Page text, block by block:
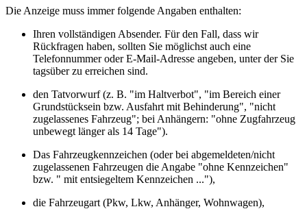
Die Anzeige muss immer folgende Angaben enthalten:
Ihren vollständigen Absender. Für den Fall, dass wir
Rückfragen haben, sollten Sie möglichst auch eine
Telefonnummer oder E-Mail-Adresse angeben, unter der Sie
tagsüber zu erreichen sind.
den Tatvorwurf (z. B. "im Haltverbot", "im Bereich einer
Grundstücksein bzw. Ausfahrt mit Behinderung", "nicht
zugelassenes Fahrzeug"; bei Anhängern: "ohne Zugfahrzeug
unbewegt länger als 14 Tage").
Das Fahrzeugkennzeichen (oder bei abgemeldeten/nicht
zugelassenen Fahrzeugen die Angabe "ohne Kennzeichen"
bzw. " mit entsiegeltem Kennzeichen ..."),
die Fahrzeugart (Pkw, Lkw, Anhänger, Wohnwagen),